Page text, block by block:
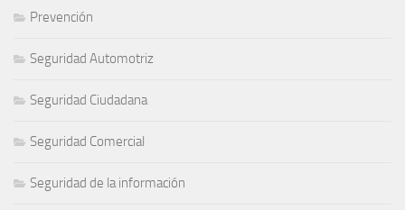
Prevención
Seguridad Automotriz
Seguridad Ciudadana
Seguridad Comercial
Seguridad de la información